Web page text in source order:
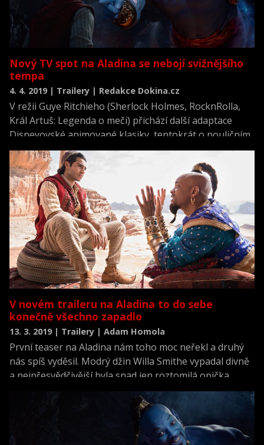
Nový TV spot na Aladina se nebojí svižnějšího
tempa
4. 4. 2019 | Trailery | Redakce Dokina.cz
V režii Guye Ritchieho (Sherlock Holmes, RocknRolla,
Král Artuš: Legenda o meči) přichází další adaptace
Disneyovské animované klasiky, tentokrát o pouličním
zlodějíčkovi Aladinovi, princezně Jasmíně a hlavně
džinovi, který by mohl být klíčem k jejich budoucnosti.
V novém traileru na Aladina to do sebe
konečně všechno zapadlo
13. 3. 2019 | Trailery | Adam Homola
První teaser na Aladina nám toho moc neřekl a druhý
nás spíš vyděsil. Modrý džin Willa Smithe vypadal divně
a nejpřesvědčivější byla snad jen roztomilá opička.